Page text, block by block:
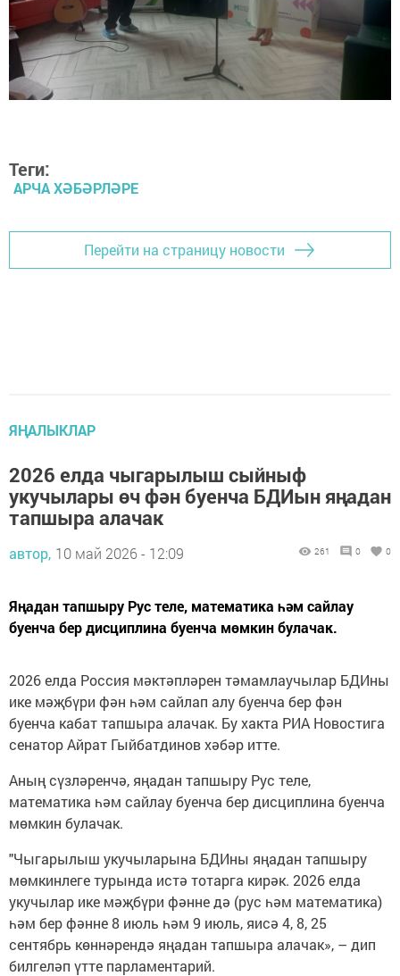
Теги:
АРЧА ХӘБӘРЛӘРЕ
Перейти на страницу новости
ЯҢАЛЫКЛАР
2026 елда чыгарылыш сыйныф
укучылары өч фән буенча БДИын яңадан
тапшыра алачак
автор, 10 май 2026 - 12:09 261 0 0
Яңадан тапшыру Рус теле, математика һәм сайлау
буенча бер дисциплина буенча мөмкин булачак.
2026 елда Россия мәктәпләрен тәмамлаучылар БДИны
ике мәҗбүри фән һәм сайлап алу буенча бер фән
буенча кабат тапшыра алачак. Бу хакта РИА Новостига
сенатор Айрат Гыйбатдинов хәбәр итте.
Аның сүзләренчә, яңадан тапшыру Рус теле,
математика һәм сайлау буенча бер дисциплина буенча
мөмкин булачак.
"Чыгарылыш укучыларына БДИны яңадан тапшыру
мөмкинлеге турында истә тотарга кирәк. 2026 елда
укучылар ике мәҗбүри фәнне дә (рус һәм математика)
һәм бер фәнне 8 июль һәм 9 июль, яисә 4, 8, 25
сентябрь көннәрендә яңадан тапшыра алачак», – дип
билгеләп үтте парламентарий.